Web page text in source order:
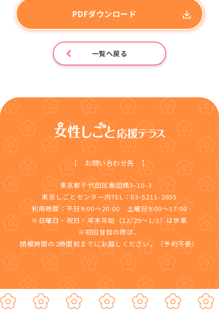
企業の方はこちら
PDFダウンロード
一覧へ戻る
［ お問い合わせ先 ］
東京都千代田区飯田橋3-10-3
東京しごとセンター内TEL：03-5211-2855
利用時間：平日9:00～20:00 土曜日9:00～17:00
※日曜日・祝日・年末年始（12/29～1/3）は休業
※初回登録の際は、
閉館時間の2時間前までにお越しください。（予約不要）